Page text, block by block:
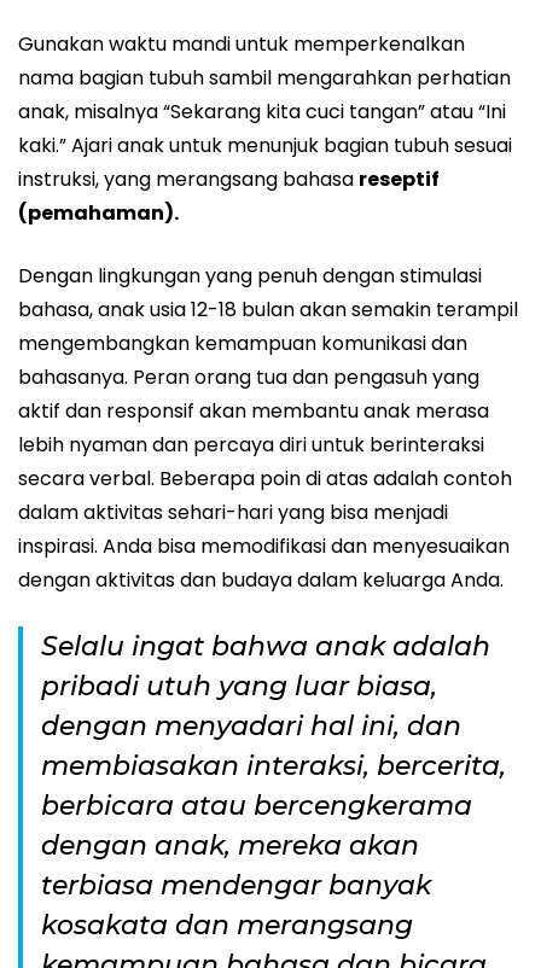
Gunakan waktu mandi untuk memperkenalkan
nama bagian tubuh sambil mengarahkan perhatian
anak, misalnya “Sekarang kita cuci tangan” atau “Ini
kaki.” Ajari anak untuk menunjuk bagian tubuh sesuai
instruksi, yang merangsang bahasa reseptif
(pemahaman).
Dengan lingkungan yang penuh dengan stimulasi
bahasa, anak usia 12-18 bulan akan semakin terampil
mengembangkan kemampuan komunikasi dan
bahasanya. Peran orang tua dan pengasuh yang
aktif dan responsif akan membantu anak merasa
lebih nyaman dan percaya diri untuk berinteraksi
secara verbal. Beberapa poin di atas adalah contoh
dalam aktivitas sehari-hari yang bisa menjadi
inspirasi. Anda bisa memodifikasi dan menyesuaikan
dengan aktivitas dan budaya dalam keluarga Anda.
Selalu ingat bahwa anak adalah
pribadi utuh yang luar biasa,
dengan menyadari hal ini, dan
membiasakan interaksi, bercerita,
berbicara atau bercengkerama
dengan anak, mereka akan
terbiasa mendengar banyak
kosakata dan merangsang